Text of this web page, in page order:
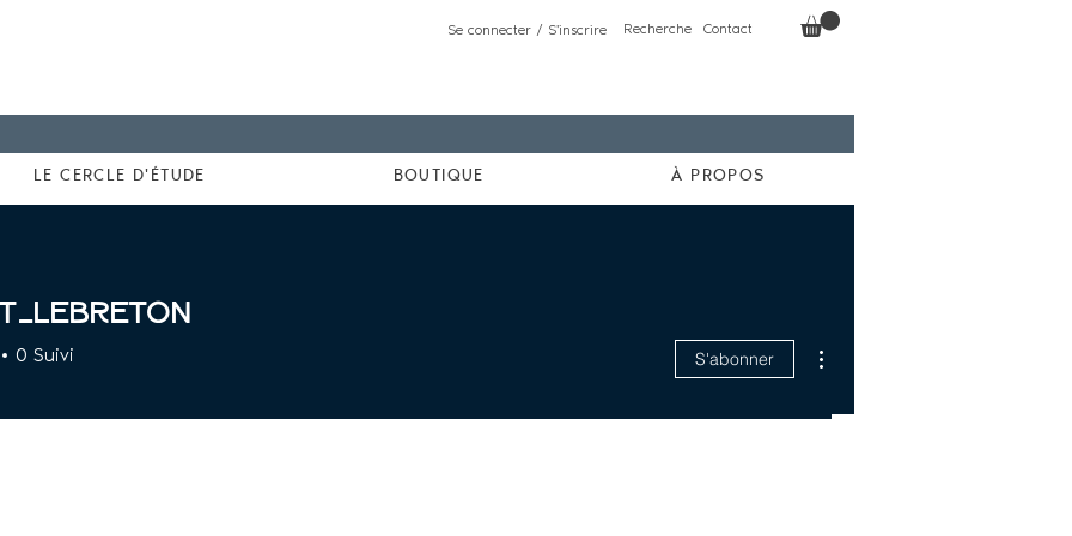
Se connecter / S'inscrire Recherche Contact
LE CERCLE D'ÉTUDE BOUTIQUE À PROPOS
0 Suivi S'abonner